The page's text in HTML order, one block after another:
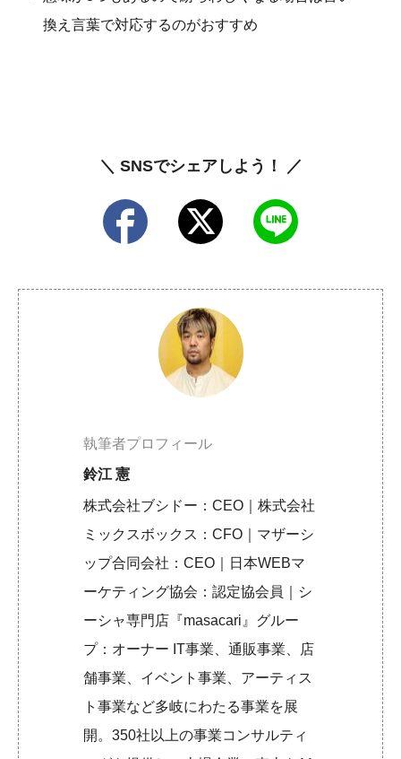
換え言葉で対応するのがおすすめ
＼ SNSでシェアしよう！ ／
執筆者プロフィール
鈴江 憲
株式会社ブシドー：CEO｜株式会社
ミックスボックス：CFO｜マザーシ
ップ合同会社：CEO｜日本WEBマ
ーケティング協会：認定協会員｜シ
ーシャ専門店『masacari』グルー
プ：オーナー IT事業、通販事業、店
舗事業、イベント事業、アーティス
ト事業など多岐にわたる事業を展
開。350社以上の事業コンサルティ